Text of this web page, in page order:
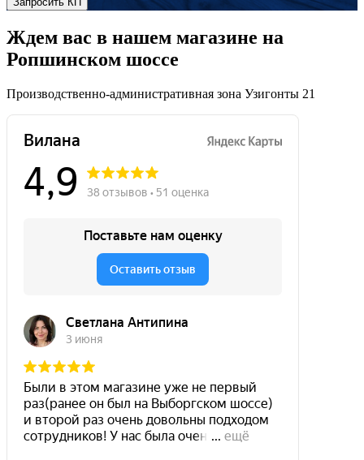
Ждем вас в нашем магазине на
Ропшинском шоссе
Производственно-административная зона Узигонты 21